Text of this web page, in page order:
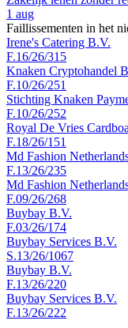
1 aug
Faillissementen in het
Irene's Catering B.V.
F.16/26/315
Knaken Cryptohandel
F.10/26/251
Stichting Knaken
F.10/26/252
Royal De Vries
F.18/26/151
Md Fashion
F.13/26/235
Md Fashion
F.09/26/268
Buybay B.V.
F.03/26/174
Buybay Services B.V.
S.13/26/1067
Buybay B.V.
F.13/26/220
Buybay Services B.V.
F.13/26/222